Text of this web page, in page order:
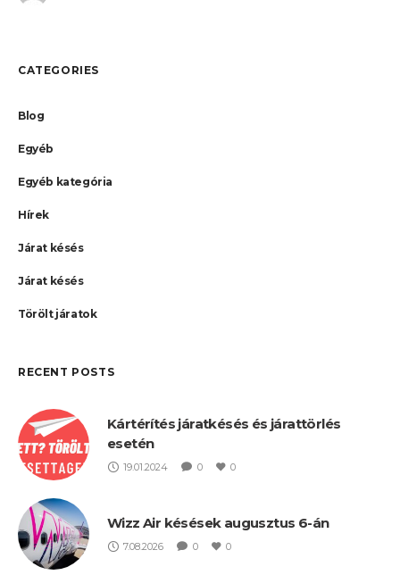
CATEGORIES
Blog
Egyéb
Egyéb kategória
Hírek
Járat késés
Járat késés
Törölt járatok
RECENT POSTS
Kártérítés járatkésés és járattörlés
esetén
19.01.2024 0 0
Wizz Air késések augusztus 6-án
7.08.2026 0 0